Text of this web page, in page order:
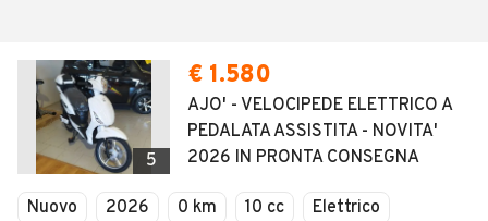
5
€ 1.580
AJO' - VELOCIPEDE ELETTRICO A
PEDALATA ASSISTITA - NOVITA'
2026 IN PRONTA CONSEGNA
Nuovo 2026 0 km 10 cc Elettrico